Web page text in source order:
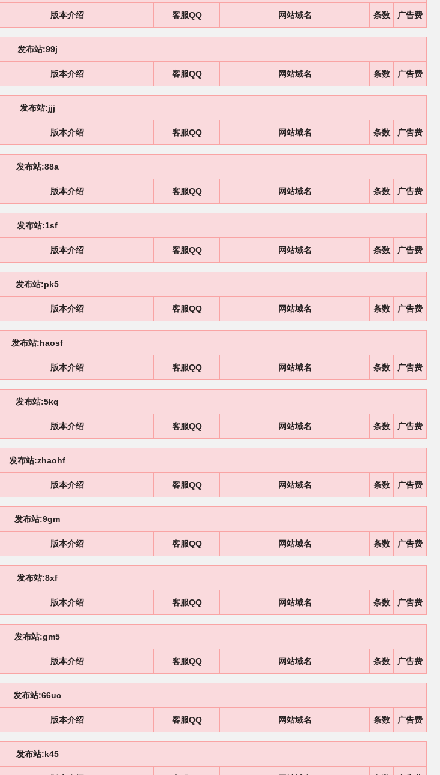
版本介绍 客服QQ 网站域名 条数 广告费
发布站:99j
版本介绍 客服QQ 网站域名 条数 广告费
发布站:jjj
版本介绍 客服QQ 网站域名 条数 广告费
发布站:88a
版本介绍 客服QQ 网站域名 条数 广告费
发布站:1sf
版本介绍 客服QQ 网站域名 条数 广告费
发布站:pk5
版本介绍 客服QQ 网站域名 条数 广告费
发布站:haosf
版本介绍 客服QQ 网站域名 条数 广告费
发布站:5kq
版本介绍 客服QQ 网站域名 条数 广告费
发布站:zhaohf
版本介绍 客服QQ 网站域名 条数 广告费
发布站:9gm
版本介绍 客服QQ 网站域名 条数 广告费
发布站:8xf
版本介绍 客服QQ 网站域名 条数 广告费
发布站:gm5
版本介绍 客服QQ 网站域名 条数 广告费
发布站:66uc
版本介绍 客服QQ 网站域名 条数 广告费
发布站:k45